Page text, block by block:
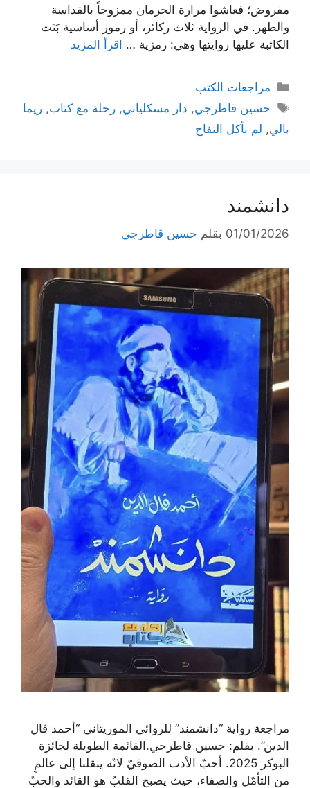
مفروض؛ فعاشوا مرارة الحرمان ممزوجاً بالقداسة
والطهر. في الرواية ثلاث ركائز، أو رموز أساسية بَنَت
الكاتبة عليها روايتها وهي: رمزية … اقرأ المزيد
التصنيفات
مراجعات الكتب
الوسوم
حسين قاطرجي, دار مسكلياني,رحلة مع كتاب,ريما
بالي, لم نأكل التفاح
دانشمند
01/01/2026 بقلم حسين قاطرجي
مراجعة رواية “دانشمند” للروائي الموريتاني “أحمد فال
الدين”. بقلم: حسين قاطرجي.القائمة الطويلة لجائزة
البوكر 2025. أحبّ الأدب الصوفيّ لانّه ينقلنا إلى عالمٍ
من التأمّل والصفاء، حيث يصبح القلبُ هو القائد والحبّ